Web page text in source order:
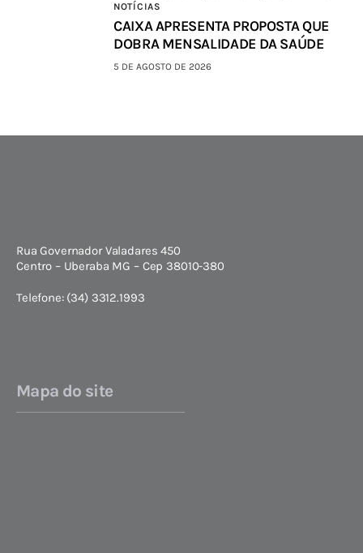
NOTÍCIAS
CAIXA APRESENTA PROPOSTA QUE
DOBRA MENSALIDADE DA SAÚDE
5 DE AGOSTO DE 2026
Rua Governador Valadares 450
Centro – Uberaba MG – Cep 38010-380
Telefone: (34) 3312.1993
Mapa do site